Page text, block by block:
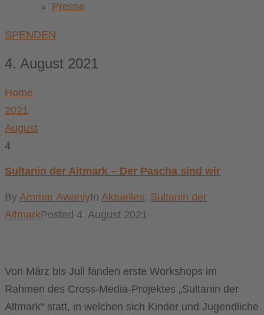
Presse
SPENDEN
4. August 2021
Home
2021
August
4
Sultanin der Altmark – Der Pascha sind wir
By Ammar AwaniyIn Aktuelles, Sultanin der
AltmarkPosted 4. August 2021
Von März bis Juli fanden erste Workshops im
Rahmen des Cross-Media-Projektes „Sultanin der
Altmark“ statt, in welchen sich Kinder und Jugendliche